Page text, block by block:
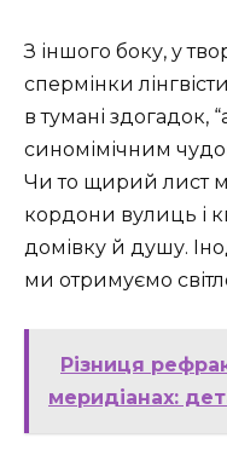
З іншого боку, у
спермінки
в тумані здогадок,
синомімічним
Чи то щирий лист
кордони вулиць і
домівку й душу.
ми отримуємо
Різниця
меридіанах: